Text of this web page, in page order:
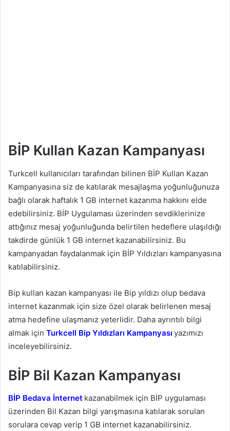
BİP Kullan Kazan Kampanyası
Turkcell kullanıcıları tarafından bilinen BİP Kullan Kazan
Kampanyasına siz de katılarak mesajlaşma yoğunluğunuza
bağlı olarak haftalık 1 GB internet kazanma hakkını elde
edebilirsiniz. BİP Uygulaması üzerinden sevdiklerinize
attığınız mesaj yoğunluğunda belirtilen hedeflere ulaşıldığı
takdirde günlük 1 GB internet kazanabilirsiniz. Bu
kampanyadan faydalanmak için BİP Yıldızları kampanyasına
katılabilirsiniz.
Bip kullan kazan kampanyası ile Bip yıldızı olup bedava
internet kazanmak için size özel olarak belirlenen mesaj
atma hedefine ulaşmanız yeterlidir. Daha ayrıntılı bilgi
almak için Turkcell Bip Yıldızları Kampanyası yazımızı
inceleyebilirsiniz.
BİP Bil Kazan Kampanyası
BİP Bedava İnternet kazanabilmek için BİP uygulaması
üzerinden Bil Kazan bilgi yarışmasına katılarak sorulan
sorulara cevap verip 1 GB internet kazanabilirsiniz.